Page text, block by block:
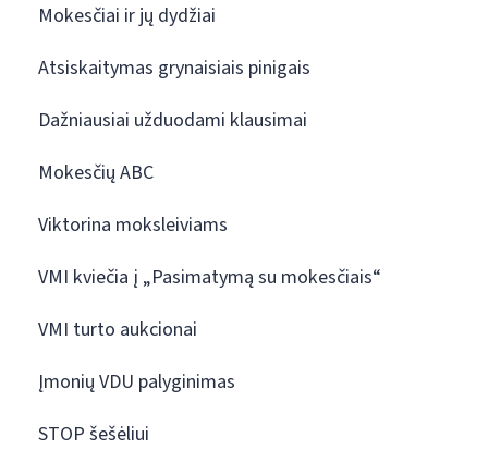
Mokesčiai ir jų dydžiai
Atsiskaitymas grynaisiais pinigais
Dažniausiai užduodami klausimai
Mokesčių ABC
Viktorina moksleiviams
VMI kviečia į „Pasimatymą su mokesčiais“
VMI turto aukcionai
Įmonių VDU palyginimas
STOP šešėliui